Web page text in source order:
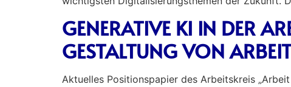
GENERATIVE KI IN DER
GESTALTUNG VON
Aktuelles Positionspapier des Arbeitskreis